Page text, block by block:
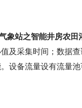
象站之智能井房农田
及采集时间；数据
设备流量设有流量